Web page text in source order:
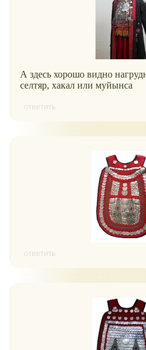
А здесь хорошо видно
селтяр, хакал или муйынса
ответить
ответить